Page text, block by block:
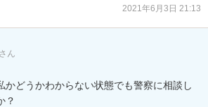
2021年6月3日 21:13
さん
かどうかわからない状態でも警察に相談し
？